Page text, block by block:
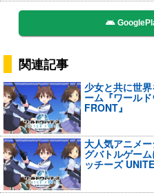
関連記事
少女と共に世
ーム『ワール
FRONT』
大人気アニメ
グバトルゲー
ッチーズ